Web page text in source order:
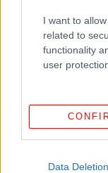
I want to
related to
functionality
user
Data Deletion